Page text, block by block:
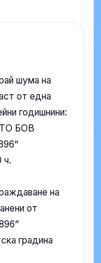
шума на
от една
годишнини:
БОВ
ч.
на
от
градина